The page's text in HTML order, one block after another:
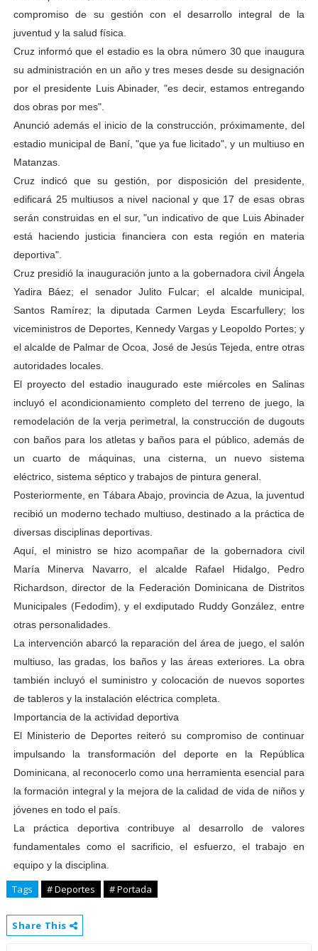
compromiso de su gestión con el desarrollo integral de la
juventud y la salud física.
Cruz informó que el estadio es la obra número 30 que inaugura
su administración en un año y tres meses desde su designación
por el presidente Luis Abinader, "es decir, estamos entregando
dos obras por mes".
Anunció además el inicio de la construcción, próximamente, del
estadio municipal de Baní, "que ya fue licitado", y un multiuso en
Matanzas.
Cruz indicó que su gestión, por disposición del presidente,
edificará 25 multiusos a nivel nacional y que 17 de esas obras
serán construidas en el sur, "un indicativo de que Luis Abinader
está haciendo justicia financiera con esta región en materia
deportiva".
Cruz presidió la inauguración junto a la gobernadora civil Ángela
Yadira Báez; el senador Julito Fulcar; el alcalde municipal,
Santos Ramírez; la diputada Carmen Leyda Escarfullery; los
viceministros de Deportes, Kennedy Vargas y Leopoldo Portes; y
el alcalde de Palmar de Ocoa, José de Jesús Tejeda, entre otras
autoridades locales.
El proyecto del estadio inaugurado este miércoles en Salinas
incluyó el acondicionamiento completo del terreno de juego, la
remodelación de la verja perimetral, la construcción de dugouts
con baños para los atletas y baños para el público, además de
un cuarto de máquinas, una cisterna, un nuevo sistema
eléctrico, sistema séptico y trabajos de pintura general.
Posteriormente, en Tábara Abajo, provincia de Azua, la juventud
recibió un moderno techado multiuso, destinado a la práctica de
diversas disciplinas deportivas.
Aquí, el ministro se hizo acompañar de la gobernadora civil
María Minerva Navarro, el alcalde Rafael Hidalgo, Pedro
Richardson, director de la Federación Dominicana de Distritos
Municipales (Fedodim), y el exdiputado Ruddy González, entre
otras personalidades.
La intervención abarcó la reparación del área de juego, el salón
multiuso, las gradas, los baños y las áreas exteriores. La obra
también incluyó el suministro y colocación de nuevos soportes
de tableros y la instalación eléctrica completa.
Importancia de la actividad deportiva
El Ministerio de Deportes reiteró su compromiso de continuar
impulsando la transformación del deporte en la República
Dominicana, al reconocerlo como una herramienta esencial para
la formación integral y la mejora de la calidad de vida de niños y
jóvenes en todo el país.
La práctica deportiva contribuye al desarrollo de valores
fundamentales como el sacrificio, el esfuerzo, el trabajo en
equipo y la disciplina.
Tags # Deportes # Portada
Share This